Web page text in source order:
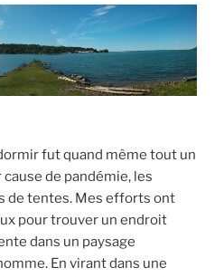
fut quand même tout un
de pandémie, les
de tentes. Mes efforts ont
pour trouver un endroit
dans un paysage
En virant dans une